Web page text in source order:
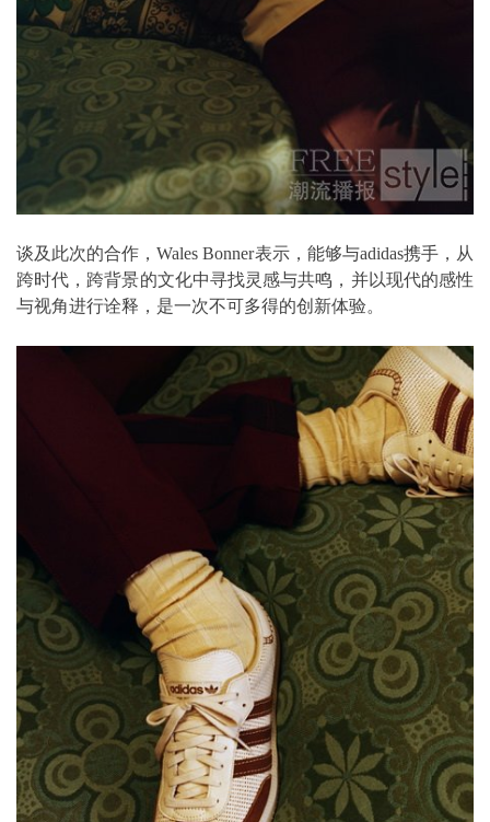
谈及此次的合作，Wales Bonner表示，能够与adidas携手，从
跨时代，跨背景的文化中寻找灵感与共鸣，并以现代的感性
与视角进行诠释，是一次不可多得的创新体验。